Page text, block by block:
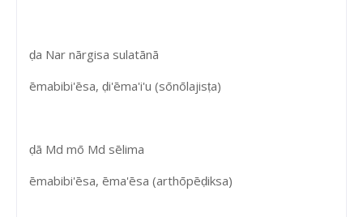
ḍa Nar nārgisa sulatānā
ēmabibi'ēsa, ḍi'ēma'i'u (sōnōlajisṭa)
ḍā Md mō Md sēlima
ēmabibi'ēsa, ēma'ēsa (arthōpēḍiksa)